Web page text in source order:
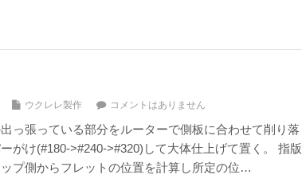
ウクレレ製作 コメントはありません
っ張っている部分をルーターで側板に合わせて削り落
がけ(#180->#240->#320)して大体仕上げて置く。 指版
プ側からフレットの位置を計算し所定の位…